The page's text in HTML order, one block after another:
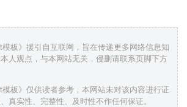
板》援引自互联网，旨在传递更多网络信息知
人观点，与本网站无关，侵删请联系页脚下方
板》仅供读者参考，本网站未对该内容进行证
真实性、完整性、及时性不作任何保证。